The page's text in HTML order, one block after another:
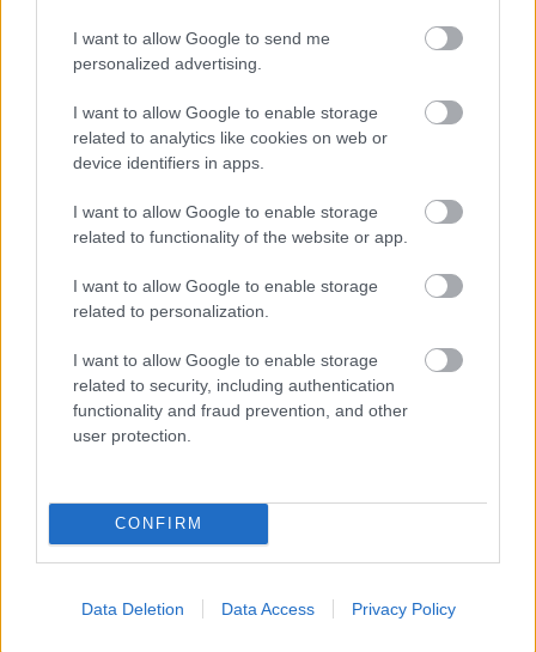
I want to allow Google to send me
personalized advertising.
I want to allow Google to enable storage
related to analytics like cookies on web or
device identifiers in apps.
I want to allow Google to enable storage
related to functionality of the website or app.
I want to allow Google to enable storage
related to personalization.
I want to allow Google to enable storage
related to security, including authentication
functionality and fraud prevention, and other
user protection.
CONFIRM
Data Deletion Data Access Privacy Policy
Fehérek közt egy európai
Bármennyire hihetetlen, 80. születésnapját ünnepli
ma Dózsa Imre. Generációjának egyik legsikeresebb
táncművésze. Az igazgató, aki az Állami Balett
nemesítette. A ragyogó művészeket nevelő mester.
Minden megkapható kitűntetés és díj birtokosa. A
közel 60 éve…